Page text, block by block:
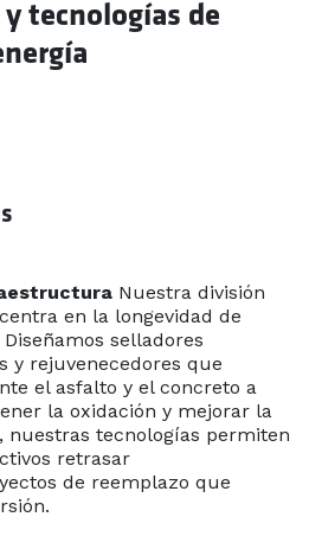
tecnologías de
Nuestra división
en la longevidad de
selladores
y rejuvenecedores que
el asfalto y el concreto a
la oxidación y mejorar la
tecnologías permiten
retrasar
de reemplazo que